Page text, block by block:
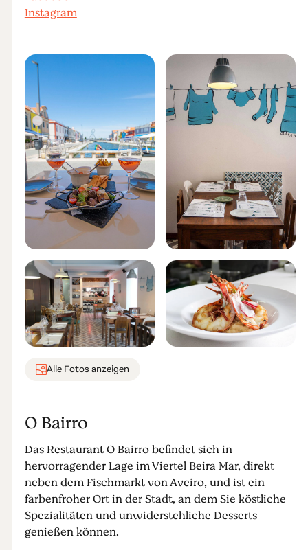
Instagram
Alle Fotos anzeigen
O Bairro
Das Restaurant O Bairro befindet sich in
hervorragender Lage im Viertel Beira Mar, direkt
neben dem Fischmarkt von Aveiro, und ist ein
farbenfroher Ort in der Stadt, an dem Sie köstliche
Spezialitäten und unwiderstehliche Desserts
genießen können.